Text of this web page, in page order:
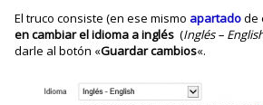
El truco consiste (en ese mismo apartadode
en cambiar el idioma a inglés (Inglés –
darle al botón «Guardar cambios«.